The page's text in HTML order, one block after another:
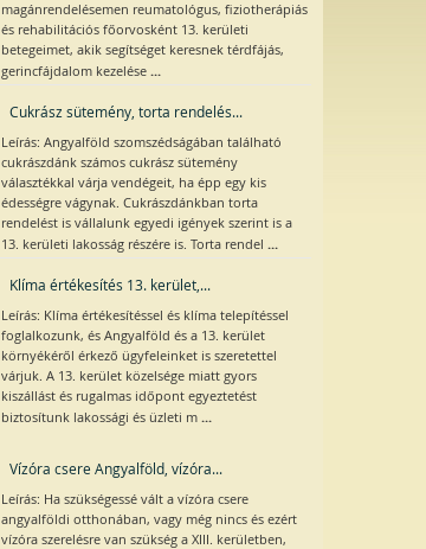
magánrendelésemen reumatológus, fiziotherápiás
és rehabilitációs főorvosként 13. kerületi
betegeimet, akik segítséget keresnek térdfájás,
gerincfájdalom kezelése ...
Cukrász sütemény, torta rendelés...
Leírás: Angyalföld szomszédságában található
cukrászdánk számos cukrász sütemény
választékkal várja vendégeit, ha épp egy kis
édességre vágynak. Cukrászdánkban torta
rendelést is vállalunk egyedi igények szerint is a
13. kerületi lakosság részére is. Torta rendel ...
Klíma értékesítés 13. kerület,...
Leírás: Klíma értékesítéssel és klíma telepítéssel
foglalkozunk, és Angyalföld és a 13. kerület
környékéről érkező ügyfeleinket is szeretettel
várjuk. A 13. kerület közelsége miatt gyors
kiszállást és rugalmas időpont egyeztetést
biztosítunk lakossági és üzleti m ...
Vízóra csere Angyalföld, vízóra...
Leírás: Ha szükségessé vált a vízóra csere
angyalföldi otthonában, vagy még nincs és ezért
vízóra szerelésre van szükség a XIII. kerületben,